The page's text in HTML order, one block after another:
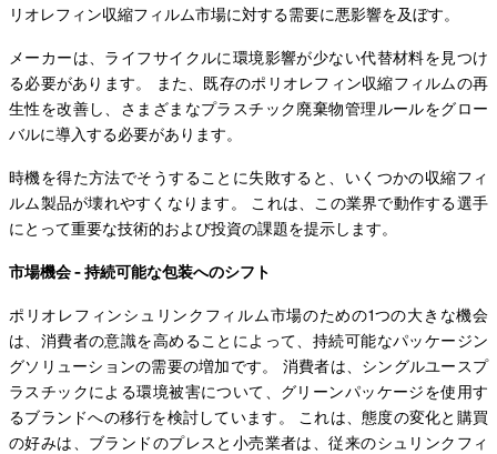
リオレフィン収縮フィルム市場に対する需要に悪影響を及ぼす。
メーカーは、ライフサイクルに環境影響が少ない代替材料を見つけ
る必要があります。 また、既存のポリオレフィン収縮フィルムの再
生性を改善し、さまざまなプラスチック廃棄物管理ルールをグロー
バルに導入する必要があります。
時機を得た方法でそうすることに失敗すると、いくつかの収縮フィ
ルム製品が壊れやすくなります。 これは、この業界で動作する選手
にとって重要な技術的および投資の課題を提示します。
市場機会 - 持続可能な包装へのシフト
ポリオレフィンシュリンクフィルム市場のための1つの大きな機会
は、消費者の意識を高めることによって、持続可能なパッケージン
グソリューションの需要の増加です。 消費者は、シングルユースプ
ラスチックによる環境被害について、グリーンパッケージを使用す
るブランドへの移行を検討しています。 これは、態度の変化と購買
の好みは、ブランドのプレスと小売業者は、従来のシュリンクフィ